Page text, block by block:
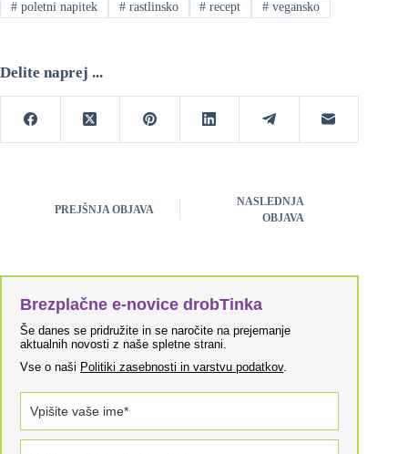
#poletni napitek #rastlinsko # recept # vegansko
Delite naprej ...
PREJŠNJA OBJAVA
NASLEDNJA
OBJAVA
Brezplačne e-novice drobTinka
Še danes se pridružite in se naročite na prejemanje
aktualnih novosti z naše spletne strani.
Vse o naši Politiki zasebnosti in varstvu podatkov.